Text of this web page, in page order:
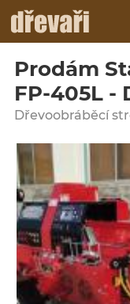
Prodám
FP-405L -
Dřevoobráběcí